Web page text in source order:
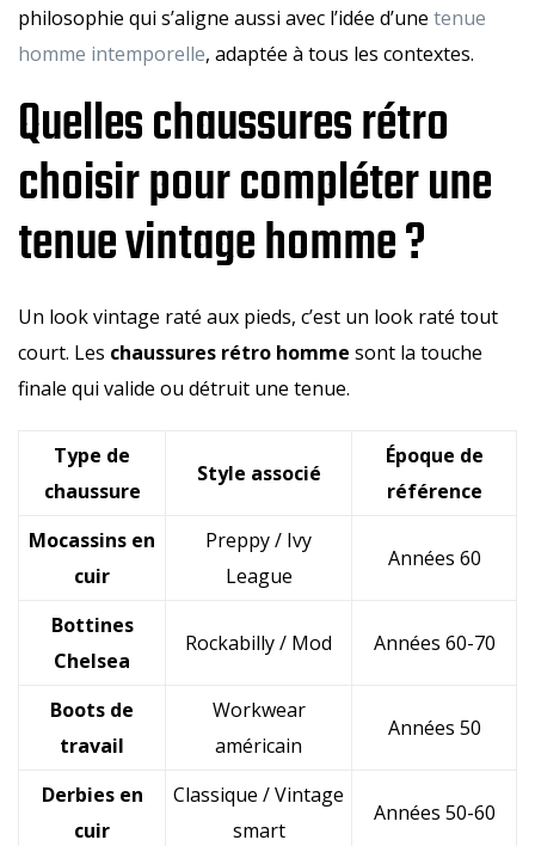
philosophie qui s’aligne aussi avec l’idée d’une tenue
homme intemporelle, adaptée à tous les contextes.
Quelles chaussures rétro
choisir pour compléter une
tenue vintage homme ?
Un look vintage raté aux pieds, c’est un look raté tout
court. Les chaussures rétro homme sont la touche
finale qui valide ou détruit une tenue.
Type de
chaussure
Style associé
Époque de
référence
Mocassins en
cuir
Preppy / Ivy
League
Années 60
Bottines
Chelsea
Rockabilly / Mod Années 60-70
Boots de
travail
Workwear
américain
Années 50
Derbies en
cuir
Classique / Vintage
smart
Années 50-60